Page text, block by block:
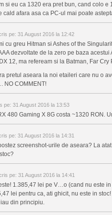
si eu ca 1320 era pret bun, cand colo e
cald afara asa ca PC-ul mai poate
pe: 31 August 2016 la 12:42
cu greu Hitman si Ashes of the
dezvoltate de la zero pe baza
12, ma refeream si la Batman, Far Cry
pretul aseara la noi etaileri care nu o
NO COMMENT!
pe: 31 August 2016 la 13:53
480 Gaming X 8G costa ~1320 RON.
pe: 31 August 2016 la 14:31
screenshot-urile de aseara? La
pe: 31 August 2016 la 14:41
1.385,47 lei pe V…o (cand nu este
lei pentru ca, ati ghicit, nu este in
din principiu.